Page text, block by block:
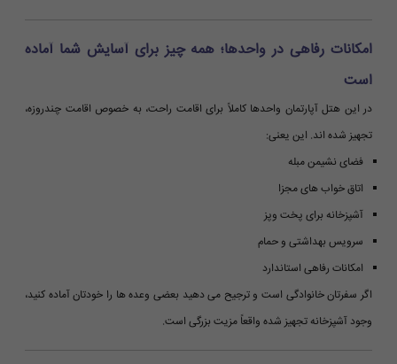
امکانات رفاهی در واحدها؛ همه چیز برای آسایش شما آماده
است
در این هتل آپارتمان واحدها کاملاً برای اقامت راحت، به خصوص اقامت چندروزه،
تجهیز شده اند. این یعنی:
فضای نشیمن مبله
اتاق خواب های مجزا
آشپزخانه برای پخت وپز
سرویس بهداشتی و حمام
امکانات رفاهی استاندارد
اگر سفرتان خانوادگی است و ترجیح می دهید بعضی وعده ها را خودتان آماده کنید،
وجود آشپزخانه تجهیز شده واقعاً مزیت بزرگی است.